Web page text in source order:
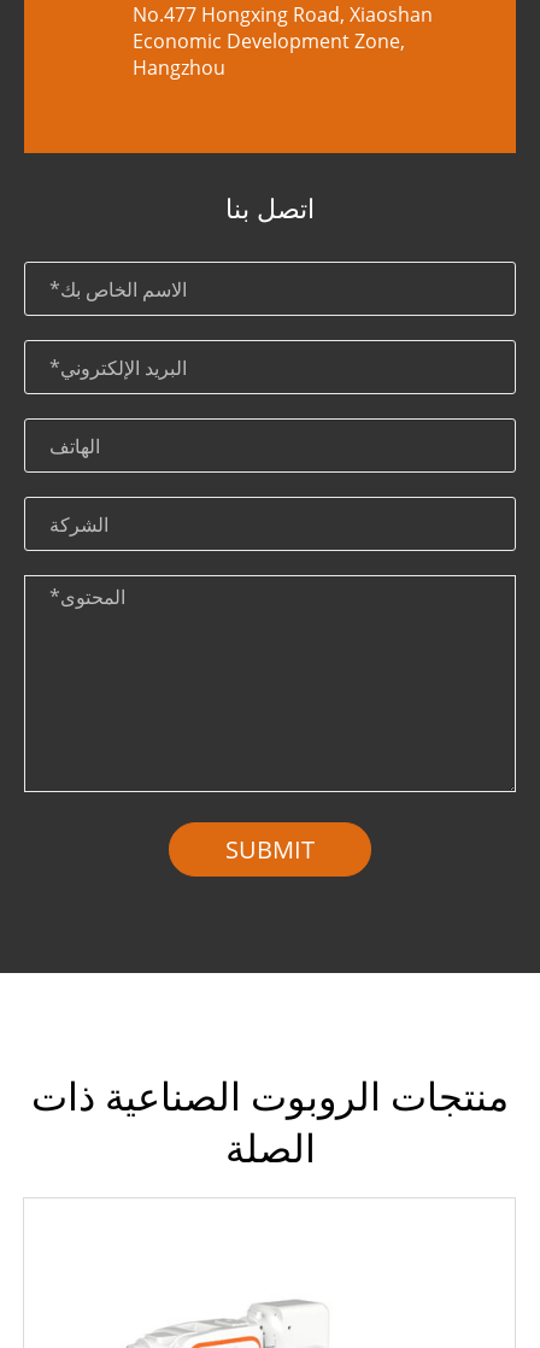
No.477 Hongxing Road, Xiaoshan
Economic Development Zone,
Hangzhou
اتصل بنا
منتجات الروبوت الصناعية ذات
الصلة